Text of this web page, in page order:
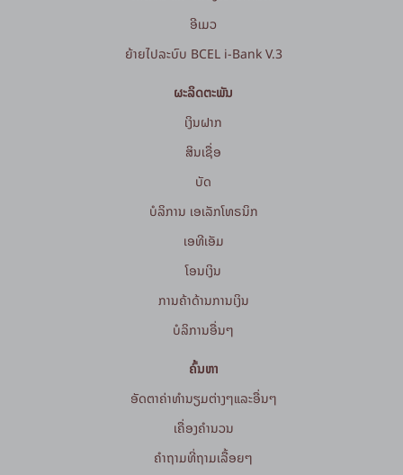
ອີເມວ
ຍ້າຍໄປລະບົບ BCEL i-Bank V.3
ຜະລິດຕະພັນ
ເງິນຝາກ
ສິນເຊື່ອ
ບັດ
ບໍລິການ ເອເລັກໂທຣນິກ
ເອທີເອັມ
ໂອນເງິນ
ການຄ້າດ້ານການເງິນ
ບໍລິການອື່ນໆ
ຄົ້ນຫາ
ອັດຕາຄ່າທຳນຽມຕ່າງໆແລະອື່ນໆ
ເຄື່ອງຄຳນວນ
ຄໍາຖາມທີ່ຖາມເລື້ອຍໆ